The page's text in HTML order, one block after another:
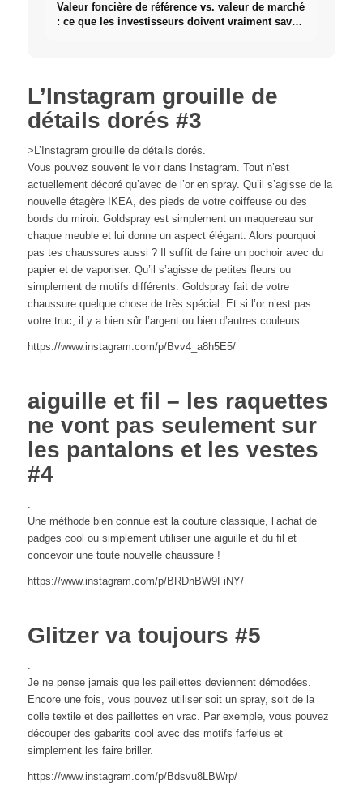
Valeur foncière de référence vs. valeur de marché
: ce que les investisseurs doivent vraiment savoir
L’Instagram grouille de
détails dorés #3
>L’Instagram grouille de détails dorés.
Vous pouvez souvent le voir dans Instagram. Tout n’est
actuellement décoré qu’avec de l’or en spray. Qu’il s’agisse de la
nouvelle étagère IKEA, des pieds de votre coiffeuse ou des
bords du miroir. Goldspray est simplement un maquereau sur
chaque meuble et lui donne un aspect élégant. Alors pourquoi
pas tes chaussures aussi ? Il suffit de faire un pochoir avec du
papier et de vaporiser. Qu’il s’agisse de petites fleurs ou
simplement de motifs différents. Goldspray fait de votre
chaussure quelque chose de très spécial. Et si l’or n’est pas
votre truc, il y a bien sûr l’argent ou bien d’autres couleurs.
https://www.instagram.com/p/Bvv4_a8h5E5/
aiguille et fil – les raquettes
ne vont pas seulement sur
les pantalons et les vestes
#4
.
Une méthode bien connue est la couture classique, l’achat de
padges cool ou simplement utiliser une aiguille et du fil et
concevoir une toute nouvelle chaussure !
https://www.instagram.com/p/BRDnBW9FiNY/
Glitzer va toujours #5
.
Je ne pense jamais que les paillettes deviennent démodées.
Encore une fois, vous pouvez utiliser soit un spray, soit de la
colle textile et des paillettes en vrac. Par exemple, vous pouvez
découper des gabarits cool avec des motifs farfelus et
simplement les faire briller.
https://www.instagram.com/p/Bdsvu8LBWrp/